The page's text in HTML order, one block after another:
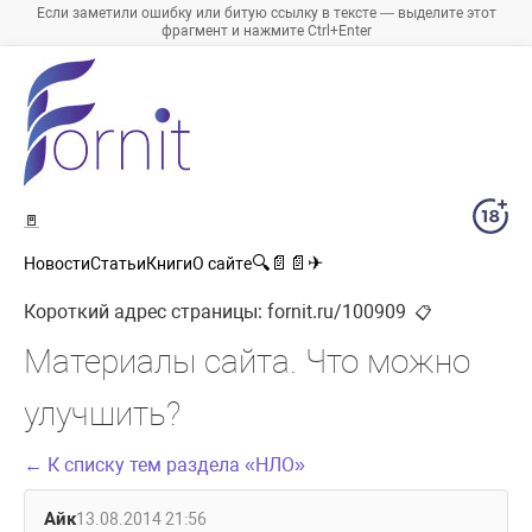
Если заметили ошибку или битую ссылку в тексте — выделите этот
фрагмент и нажмите Ctrl+Enter
🚪
НовостиСтатьиКнигиО сайте🔍 📄 📄 ✈
Короткий адрес страницы: fornit.ru/100909 📋
Материалы сайта. Что можно
улучшить?
← К списку тем раздела «НЛО»
Айк13.08.2014 21:56